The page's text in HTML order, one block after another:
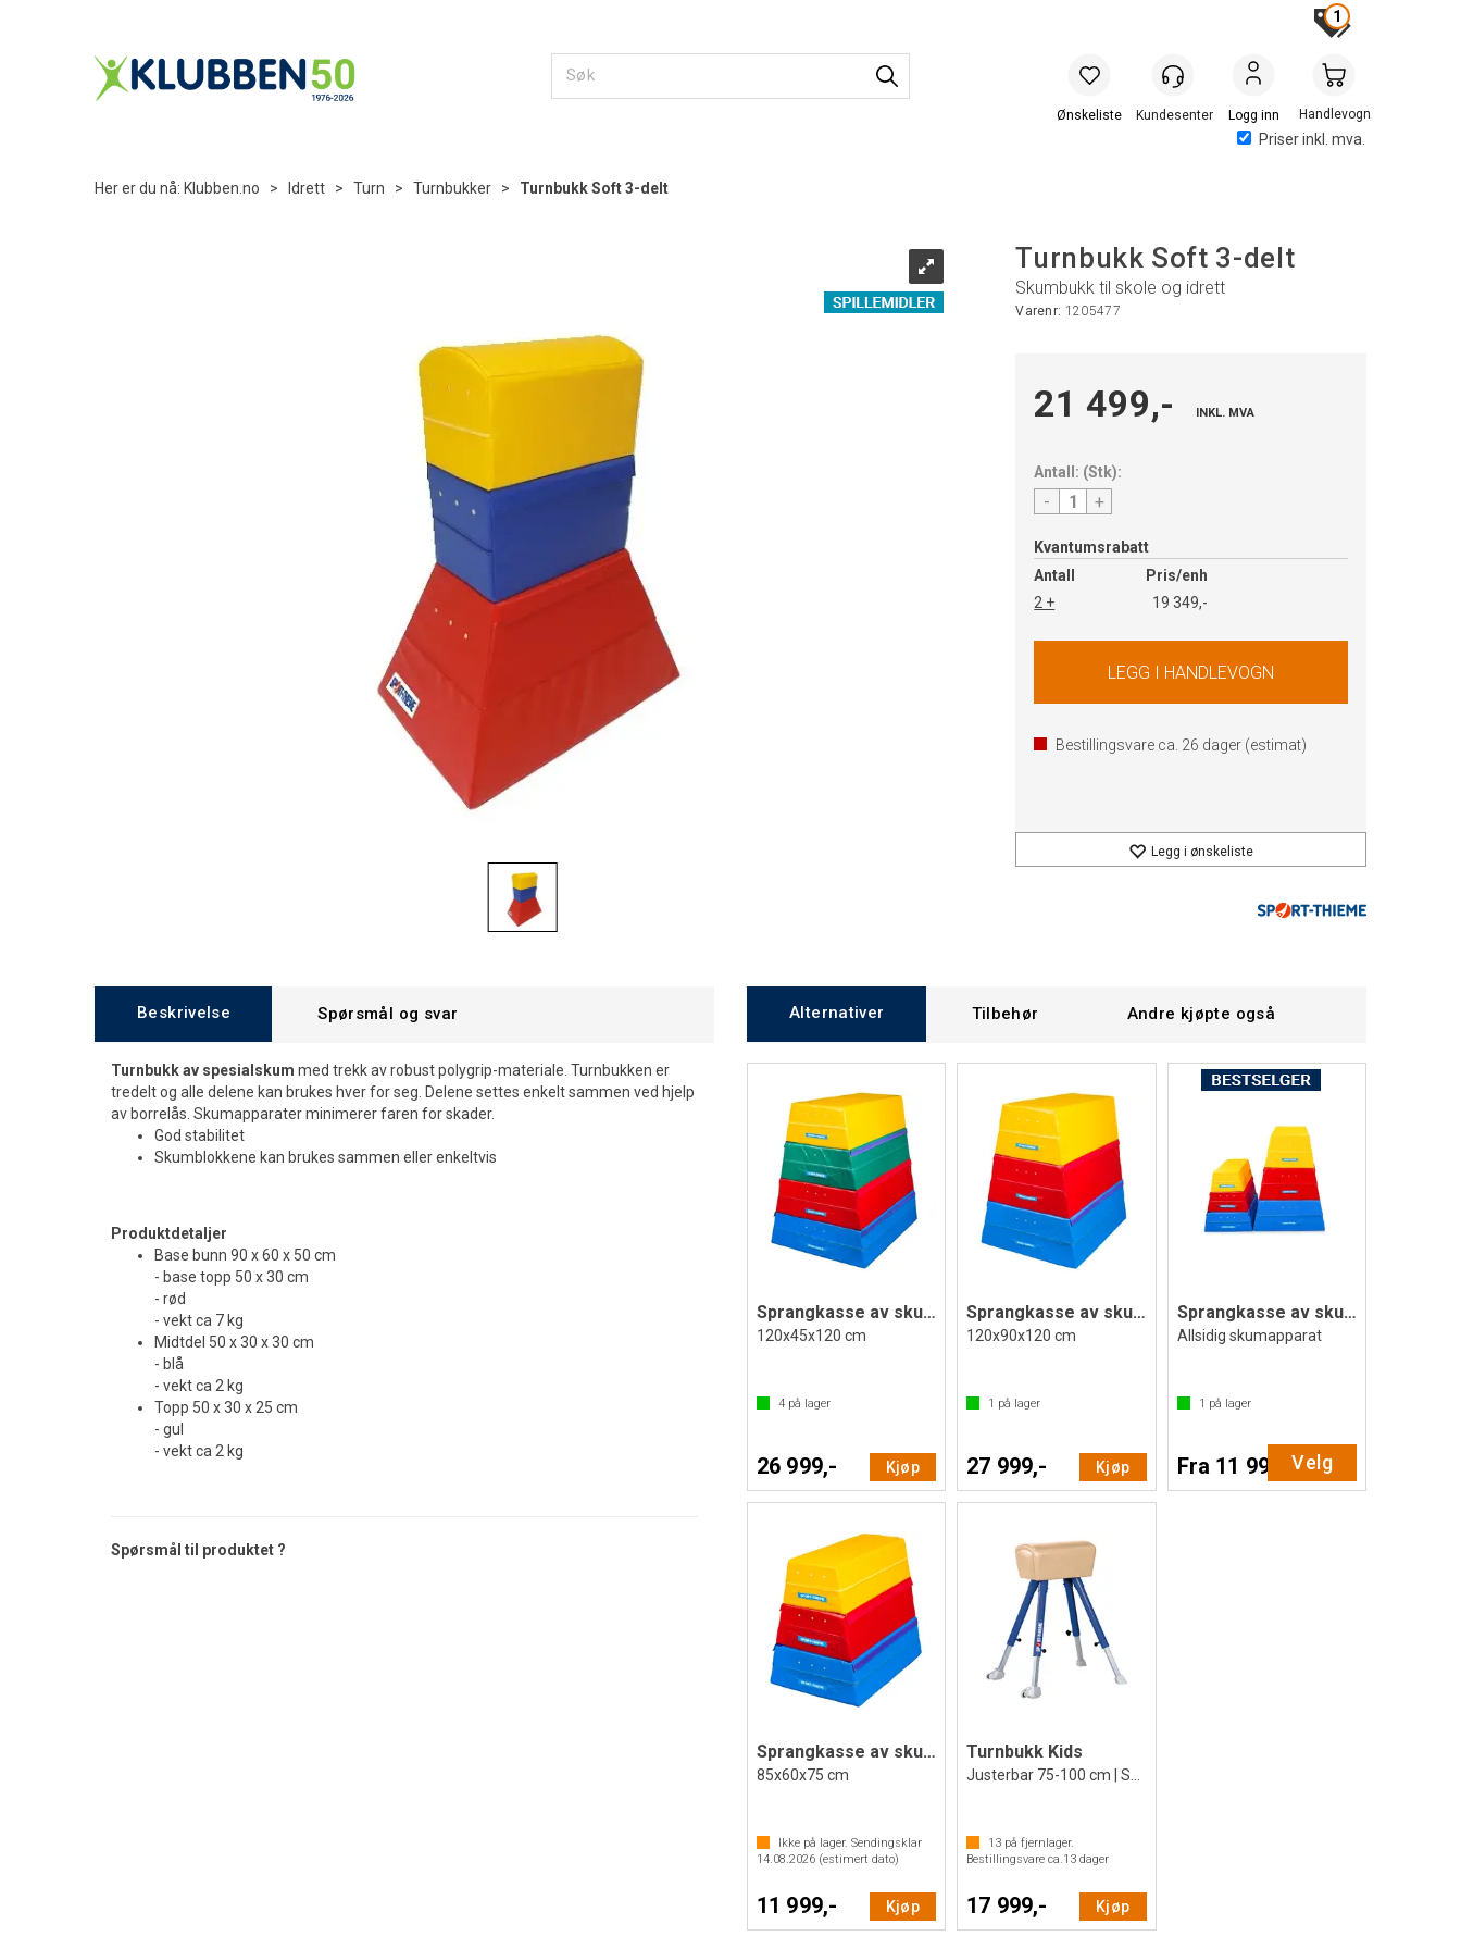
Priser inkl. mva.
Logg inn Handlevogn
1
Her er du nå: Klubben.no > Idrett > Turn > Turnbukker > Turnbukk Soft 3-delt
Turnbukk Soft 3-delt
Skumbukk til skole og idrett
Varenr: 1205477
21 499,- INKL. MVA
Antall: (Stk):
- +
Kvantumsrabatt
Antall
Pris/enh
2 +
19 349,-
Bestillingsvare ca. 26 dager (estimat)
Legg i ønskeliste
Beskrivelse Spørsmål og svar
Turnbukk av spesialskum med trekk av robust polygrip-materiale. Turnbukken er
tredelt og alle delene kan brukes hver for seg. Delene settes enkelt sammen ved hjelp
av borrelås. Skumapparater minimerer faren for skader.
God stabilitet
Skumblokkene kan brukes sammen eller enkeltvis
Produktdetaljer
Base bunn 90 x 60 x 50 cm
- base topp 50 x 30 cm
- rød
- vekt ca 7 kg
Midtdel 50 x 30 x 30 cm
- blå
- vekt ca 2 kg
Topp 50 x 30 x 25 cm
- gul
- vekt ca 2 kg
Spørsmål til produktet ?
Alternativer Tilbehør Andre kjøpte også
Sprangkasse av skum 4-delt
120x45x120 cm
4 på lager
26 999,- Kjøp
Sprangkasse av skum 3-delt
120x90x120 cm
1 på lager
27 999,- Kjøp
Sprangkasse av skum
Allsidig skumapparat
1 på lager
Fra 11 999,-Velg
Sprangkasse av skum 3-delt
85x60x75 cm
Ikke på lager. Sendingsklar
14.08.2026 (estimert dato)
11 999,- Kjøp
Turnbukk Kids
13 på fjernlager.
Bestillingsvare ca.13 dager
17 999,- Kjøp